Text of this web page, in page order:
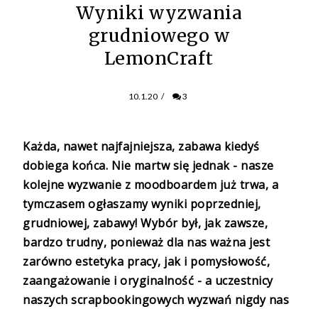
Wyniki wyzwania
grudniowego w
LemonCraft
10.1.20 / 3
Każda, nawet najfajniejsza, zabawa kiedyś
dobiega końca. Nie martw się jednak - nasze
kolejne wyzwanie z moodboardem już trwa, a
tymczasem ogłaszamy wyniki poprzedniej,
grudniowej, zabawy! Wybór był, jak zawsze,
bardzo trudny, ponieważ dla nas ważna jest
zarówno estetyka pracy, jak i pomysłowość,
zaangażowanie i oryginalność - a uczestnicy
naszych scrapbookingowych wyzwań nigdy nas